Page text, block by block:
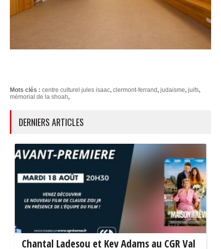
Mots clés : centre culturel jules isaac, clermont-ferrand, judaisme, juifs,
mémorial de la shoah,
DERNIERS ARTICLES
Chantal Ladesou et Kev Adams au CGR Val